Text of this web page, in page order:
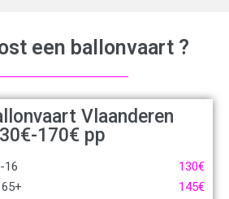
een ballonvaart ?
Vlaanderen
170€ pp
16 130€
145€